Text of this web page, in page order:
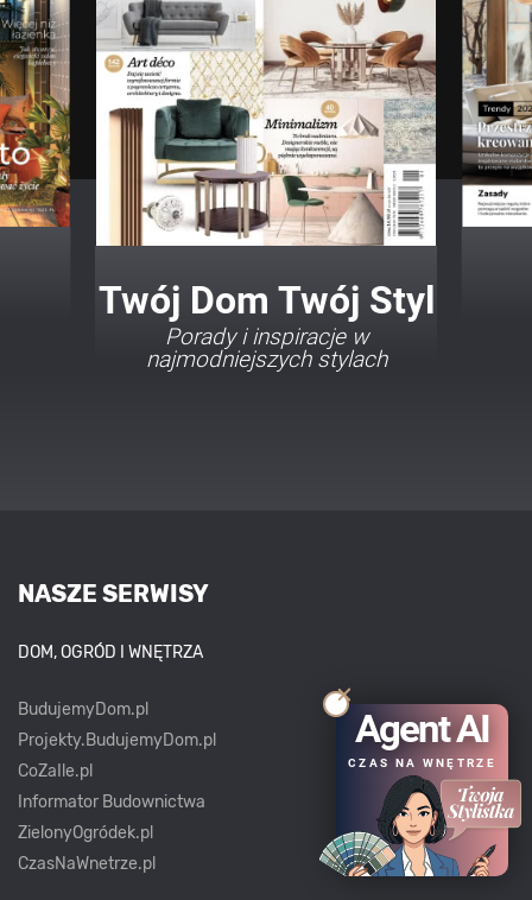
Twój Dom Twój Styl
Porady i inspiracje w
najmodniejszych stylach
NASZE SERWISY
DOM, OGRÓD I WNĘTRZA
BudujemyDom.pl
Projekty.BudujemyDom.pl
CoZaIle.pl
Informator Budownictwa
ZielonyOgródek.pl
CzasNaWnetrze.pl
Agent AI
CZAS NA WNĘTRZE